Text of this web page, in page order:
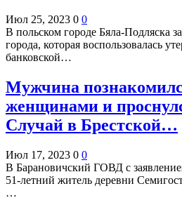
Июл 25, 2023 0 0
В польском городе Бяла-Подляска
города, которая воспользовалась
банковской…
Мужчина
женщинами и
Случай в Брестской…
Июл 17, 2023 0 0
В Барановичский ГОВД с
51-летний житель деревни
…